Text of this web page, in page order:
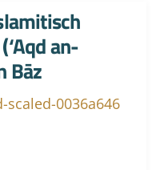
an-
Bāz